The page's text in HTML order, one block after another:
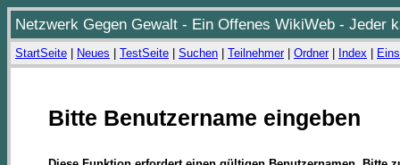
Netzwerk Gegen Gewalt - Ein Offenes WikiWeb - Jeder
StartSeite Neues TestSeite Suchen Teilnehmer| Ordner| Index
Bitte Benutzername eingeben